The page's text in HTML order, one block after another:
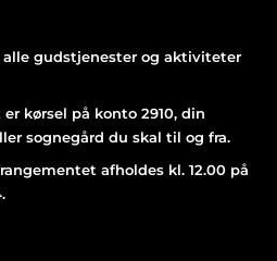
gudstjenester og aktiviteter
kørsel på konto 2910, din
sognegård du skal til og fra.
afholdes kl. 12.00 på